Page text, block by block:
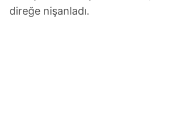
direğe nişanladı.